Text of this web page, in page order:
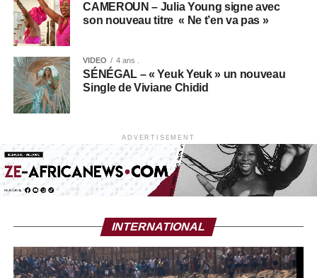
CAMEROUN – Julia Young signe avec
son nouveau titre « Ne t’en va pas »
VIDEO 4 ans .
SÉNÉGAL – « Yeuk Yeuk » un nouveau
Single de Viviane Chidid
ADVERTISEMENT
INTERNATIONAL